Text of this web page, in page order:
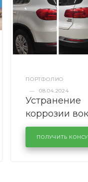
ПОРТФОЛИО
—
08.04.2024
Устранение
коррозии
лобового
районе
Volkswagen
ПОЛУЧИТЬ